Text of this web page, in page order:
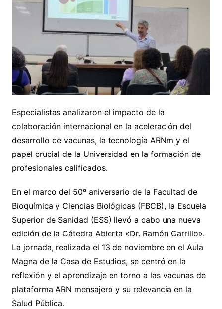
Especialistas analizaron el impacto de la
colaboración internacional en la aceleración del
desarrollo de vacunas, la tecnología ARNm y el
papel crucial de la Universidad en la formación de
profesionales calificados.
En el marco del 50º aniversario de la Facultad de
Bioquímica y Ciencias Biológicas (FBCB), la Escuela
Superior de Sanidad (ESS) llevó a cabo una nueva
edición de la Cátedra Abierta «Dr. Ramón Carrillo».
La jornada, realizada el 13 de noviembre en el Aula
Magna de la Casa de Estudios, se centró en la
reflexión y el aprendizaje en torno a las vacunas de
plataforma ARN mensajero y su relevancia en la
Salud Pública.